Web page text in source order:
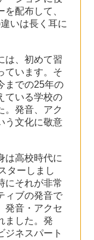
配布して、
いは長く耳に
は、初めて習
ています。そ
までの25年の
ている学校の
。発音、アク
う文化に敬意
は高校時代に
ターしまし
にそれが非常
ィブの発音で
発音・アクセ
ました。発
ジネスパート